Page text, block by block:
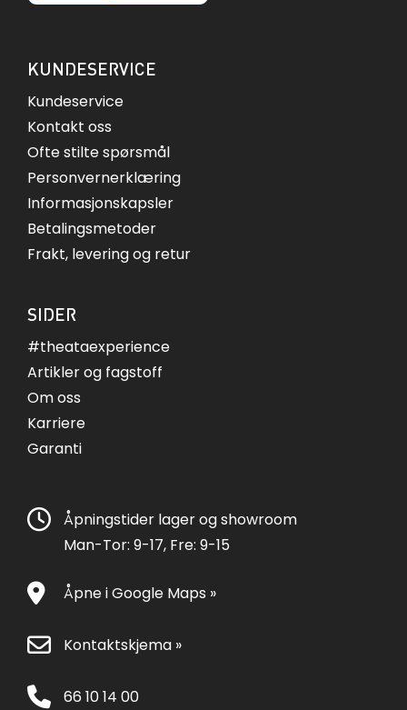
KUNDESERVICE
Kundeservice
Kontakt oss
Ofte stilte spørsmål
Personvernerklæring
Informasjonskapsler
Betalingsmetoder
Frakt, levering og retur
SIDER
#theataexperience
Artikler og fagstoff
Om oss
Karriere
Garanti
Åpningstider lager og showroom
Man-Tor: 9-17, Fre: 9-15
Åpne i Google Maps »
Kontaktskjema »
66 10 14 00